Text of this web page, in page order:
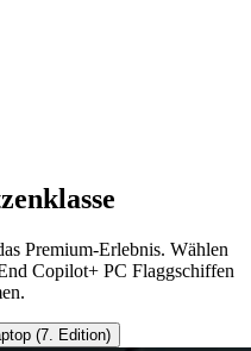
Premium-Erlebnis. Wählen
Copilot+ PC Flaggschiffen
(7. Edition)